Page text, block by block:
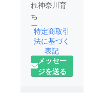
れ神奈川育
ち
アルコール
を愛してい
ます。ビー
ルをとく
に。
特定商取引
法に基づく
表記
メッセー
ジを送る